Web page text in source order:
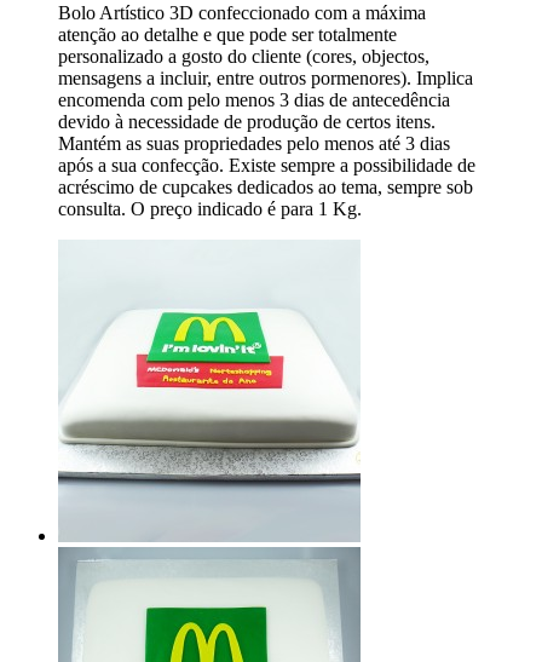
Bolo Artístico 3D confeccionado com a máxima
atenção ao detalhe e que pode ser totalmente
personalizado a gosto do cliente (cores, objectos,
mensagens a incluir, entre outros pormenores). Implica
encomenda com pelo menos 3 dias de antecedência
devido à necessidade de produção de certos itens.
Mantém as suas propriedades pelo menos até 3 dias
após a sua confecção. Existe sempre a possibilidade de
acréscimo de cupcakes dedicados ao tema, sempre sob
consulta. O preço indicado é para 1 Kg.